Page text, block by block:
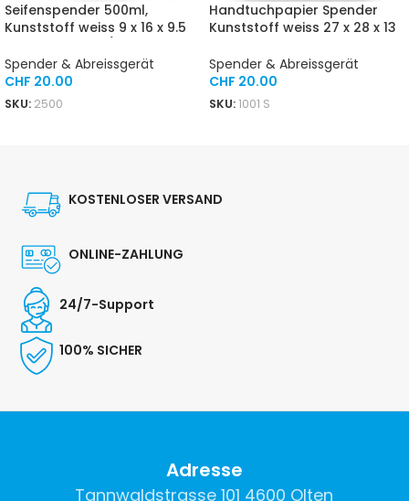
Seifenspender 500ml,
Kunststoff weiss 9 x 16 x 9.5
Spender & Abreissgerät
CHF 20.00
SKU: 2500
Handtuchpapier Spender
Kunststoff weiss 27 x 28 x 13
Spender & Abreissgerät
CHF 20.00
SKU:1001 S
KOSTENLOSER VERSAND
ONLINE-ZAHLUNG
24/7-Support
100% SICHER
Adresse
Tannwaldstrasse 101 4600 Olten